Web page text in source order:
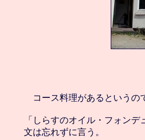
コース料理があるというの
「しらすのオイル・フォン